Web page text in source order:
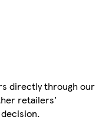
directly through our
retailers'